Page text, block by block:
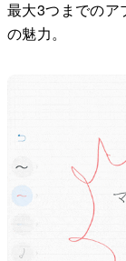
最大3つまでのア
の魅力。